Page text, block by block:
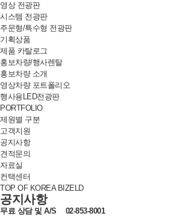
영상 전광판
시스템 전광판
주문형/특수형 전광판
기획상품
제품 카탈로그
홍보차량/행사렌탈
홍보차량 소개
영상차량 포트폴리오
행사용LED전광판
PORTFOLIO
제원별 구분
고객지원
공지사항
견적문의
자료실
컨택센터
TOP OF KOREA BIZELD
공지사항
무료 상담 및 A/S
02-853-8001